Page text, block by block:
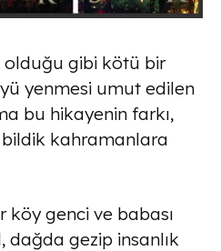
olduğu gibi kötü bir
yenmesi umut edilen
bu hikayenin farkı,
bildik kahramanlara
köy genci ve babası
dağda gezip insanlık